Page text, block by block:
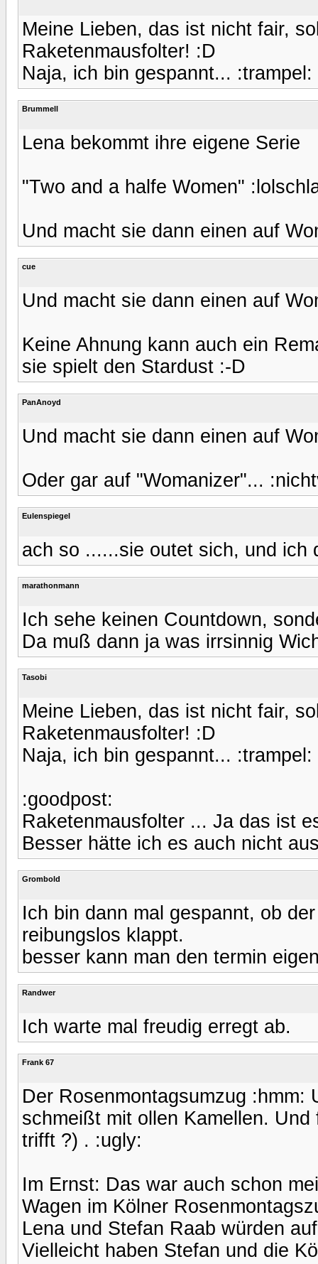
Meine Lieben, das ist nicht fair,
Raketenmausfolter! :D
Naja, ich bin gespannt... :trampel:
Brummell
Lena bekommt ihre eigene Serie
"Two and a halfe Women"
Und macht sie dann einen auf
cue
Und macht sie dann einen auf
Keine Ahnung kann auch ein
sie spielt den Stardust :-D
PanAnoyd
Und macht sie dann einen auf
Oder gar auf "Womanizer"...
Eulenspiegel
ach so ......sie outet sich, und ich
marathonmann
Ich sehe keinen Countdown,
Da muß dann ja was irrsinnig
Tasobi
Meine Lieben, das ist nicht fair,
Raketenmausfolter! :D
Naja, ich bin gespannt... :trampel:
:goodpost:
Raketenmausfolter ... Ja das ist
Besser hätte ich es auch nicht
Grombold
Ich bin dann mal gespannt, ob
reibungslos klappt.
besser kann man den termin
Randwer
Ich warte mal freudig erregt ab.
Frank 67
Der Rosenmontagsumzug :hmm:
schmeißt mit ollen Kamellen.
trifft ?) . :ugly:
Im Ernst: Das war auch schon
Wagen im Kölner
Lena und Stefan Raab würden
Vielleicht haben Stefan und die